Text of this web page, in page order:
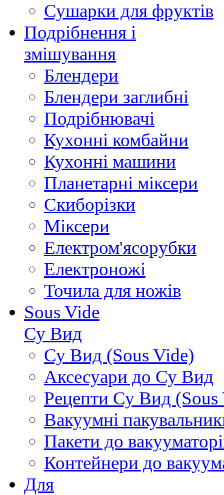
Сушарки для фруктів
Подрібнення і
змішування
Блендери
Блендери заглибні
Подрібнювачі
Кухонні комбайни
Кухонні машини
Планетарні міксери
Скиборізки
Міксери
Електром'ясорубки
Електроножі
Точила для ножів
Sous Vide
Су Вид
Су Вид (Sous Vide)
Аксесуари до Су Вид
Рецепти Су Вид (Sous
Вакуумні
Пакети до
Контейнери до
Для